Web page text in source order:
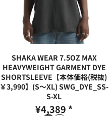
SHAKA WEAR 7.5OZ MAX
HEAVYWEIGHT GARMENT DYE
SHORTSLEEVE【本体価格(税抜)
￥3,990】(S～XL) SWG_DYE_SS-
S-XL
¥4,389 *